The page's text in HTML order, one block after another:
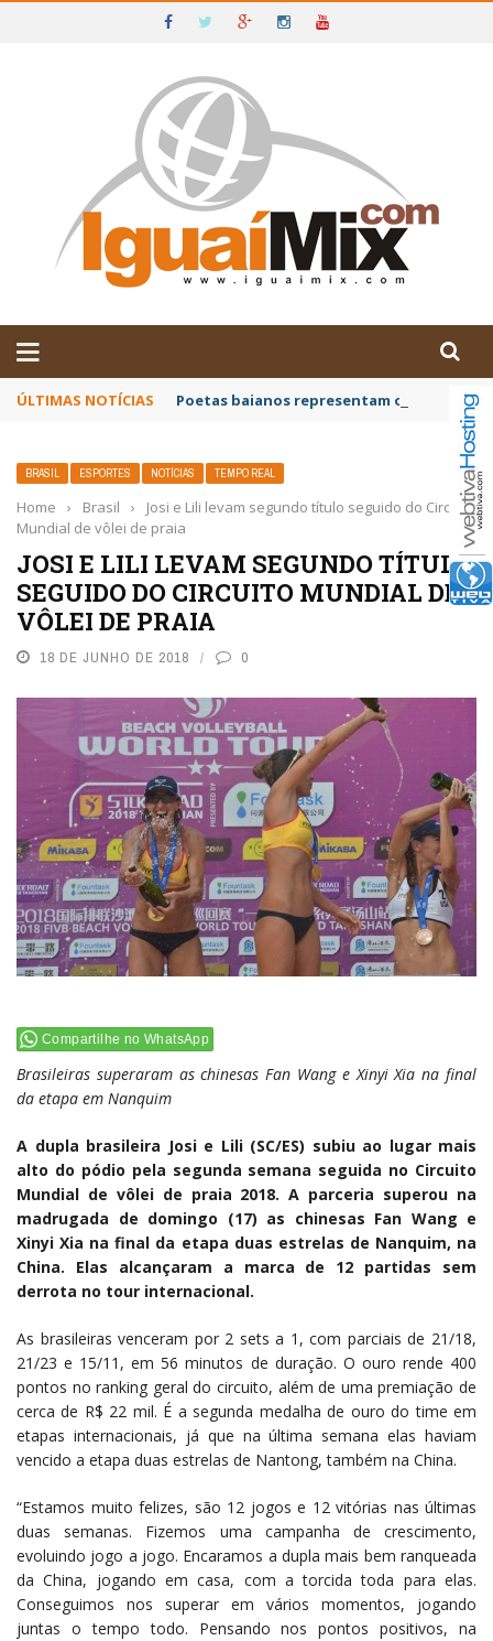
IGUAÍ E SUDOESTE DA BAHIA
ÚLTIMAS NOTÍCIAS Poetas baianos representam o Brasil no
BRASIL ESPORTES NOTÍCIAS TEMPO REAL
Home › Brasil ›
Josi e Lili levam segundo título seguido do Circuito
Mundial de vôlei de praia
JOSI E LILI LEVAM SEGUNDO TÍTULO
SEGUIDO DO CIRCUITO MUNDIAL DE
VÔLEI DE PRAIA
18 DE JUNHO DE 2018 0
Compartilhe no WhatsApp
Brasileiras superaram as chinesas Fan Wang e Xinyi Xia na final
da etapa em Nanquim
A dupla brasileira Josi e Lili (SC/ES) subiu ao lugar mais
alto do pódio pela segunda semana seguida no Circuito
Mundial de vôlei de praia 2018. A parceria superou na
madrugada de domingo (17) as chinesas Fan Wang e
Xinyi Xia na final da etapa duas estrelas de Nanquim, na
China. Elas alcançaram a marca de 12 partidas sem
derrota no tour internacional.
As brasileiras venceram por 2 sets a 1, com parciais de 21/18,
21/23 e 15/11, em 56 minutos de duração. O ouro rende 400
pontos no ranking geral do circuito, além de uma premiação de
cerca de R$ 22 mil. É a segunda medalha de ouro do time em
etapas internacionais, já que na última semana elas haviam
vencido a etapa duas estrelas de Nantong, também na China.
“Estamos muito felizes, são 12 jogos e 12 vitórias nas últimas
duas semanas. Fizemos uma campanha de crescimento,
evoluindo jogo a jogo. Encaramos a dupla mais bem ranqueada
da China, jogando em casa, com a torcida toda para elas.
Conseguimos nos superar em vários momentos, jogando
juntas o tempo todo. Pensando nos pontos positivos, na